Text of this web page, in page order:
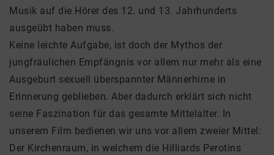
Musik auf die Hörer des 12. und 13. Jahrhunderts
ausgeübt haben muss.
Keine leichte Aufgabe, ist doch der Mythos der
jungfräulichen Empfängnis vor allem nur mehr als eine
Ausgeburt sexuell überspannter Männerhirne in
Erinnerung geblieben. Aber dadurch erklärt sich nicht
seine Faszination für das gesamte Mittelalter. In
unserem Film bedienen wir uns vor allem zweier Mittel:
Der Kirchenraum, in welchem die Hilliards Perotins